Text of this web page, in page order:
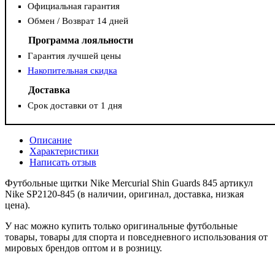
Официальная гарантия
Обмен / Возврат 14 дней
Программа лояльности
Гарантия лучшей цены
Накопительная скидка
Доставка
Срок доставки от 1 дня
Описание
Характеристики
Написать отзыв
Футбольные щитки Nike Mercurial Shin Guards 845 артикул
Nike SP2120-845 (в наличии, оригинал, доставка, низкая
цена).
У нас можно купить только оригинальные футбольные
товары, товары для спорта и повседневного использования от
мировых брендов оптом и в розницу.